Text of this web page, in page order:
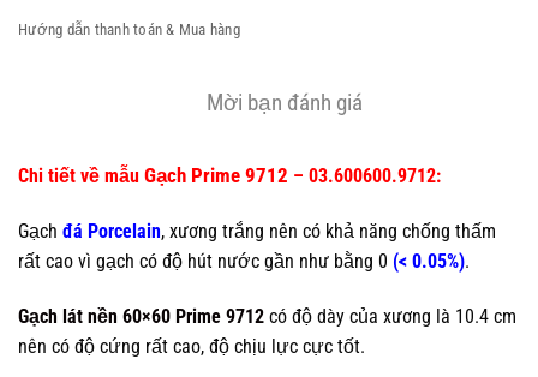
Hướng dẫn thanh toán & Mua hàng
Mời bạn đánh giá
Chi tiết về mẫu Gạch Prime 9712 – 03.600600.9712:
Gạch đá Porcelain, xương trắng nên có khả năng chống thấm
rất cao vì gạch có độ hút nước gần như bằng 0 (< 0.05%).
Gạch lát nền 60×60 Prime 9712 có độ dày của xương là 10.4 cm
nên có độ cứng rất cao, độ chịu lực cực tốt.